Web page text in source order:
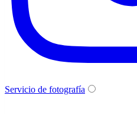
Servicio de fotografía